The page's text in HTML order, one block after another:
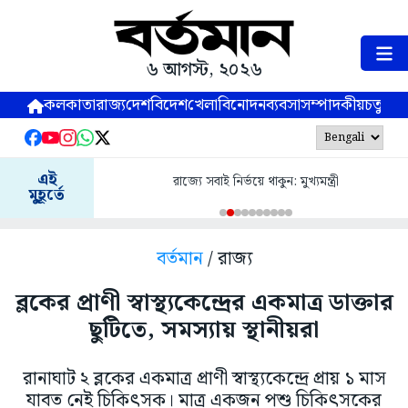
৬ আগস্ট, ২০২৬
কলকাতারাজ্যদেশবিদেশখেলাবিনোদনব্যবসাসম্পাদকীয়
এই
মুহূর্তে
রাজ্যে সবাই নির্ভয়ে থাকুন: মুখ্যমন্ত্রী
বর্তমান/ রাজ্য
ব্লকের প্রাণী স্বাস্থ্যকেন্দ্রের একমাত্র ডাক্তার
ছুটিতে, সমস্যায় স্থানীয়রা
রানাঘাট ২ ব্লকের একমাত্র প্রাণী স্বাস্থ্যকেন্দ্রে প্রায় ১ মাস
যাবত নেই চিকিৎসক। মাত্র একজন পশু চিকিৎসকের